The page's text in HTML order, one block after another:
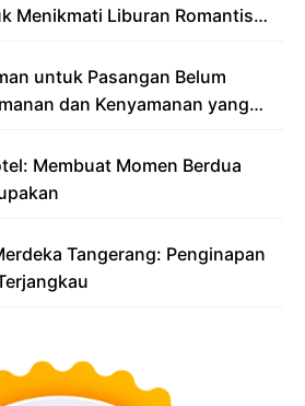
Menikmati Liburan Romantis
untuk Pasangan Belum
dan Kenyamanan yang
Membuat Momen Berdua
Tangerang: Penginapan